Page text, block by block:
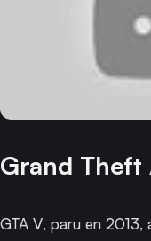
Grand Theft
GTA V, paru en 2013,